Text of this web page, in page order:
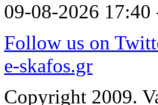
09-08-2026
Follow us on
e-skafos.gr
Copyright 2009.